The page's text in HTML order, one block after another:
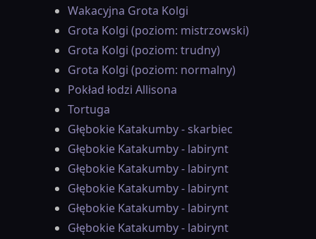
Wakacyjna Grota Kolgi
Grota Kolgi (poziom: mistrzowski)
Grota Kolgi (poziom: trudny)
Grota Kolgi (poziom: normalny)
Pokład łodzi Allisona
Tortuga
Głębokie Katakumby - skarbiec
Głębokie Katakumby - labirynt
Głębokie Katakumby - labirynt
Głębokie Katakumby - labirynt
Głębokie Katakumby - labirynt
Głębokie Katakumby - labirynt